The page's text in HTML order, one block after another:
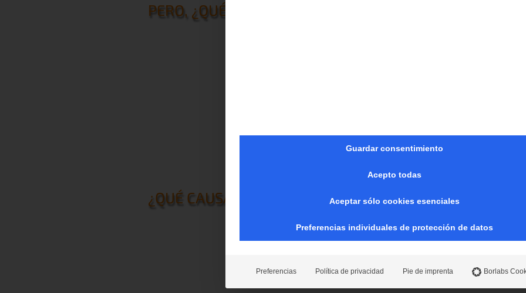
PERO, ¿QUÉ ES LA BRUMA BLANCA?
por todo el cristal.
¿QUÉ CAUSA LA NEBLINA BLANCA?
Sólo alrededor de 20% aparecen como resultado del propio templado. La
Guardar consentimiento
Acepto todas
Aceptar sólo cookies esenciales
Preferencias individuales de protección de datos
Preferencias Política de privacidad Pie de imprenta Borlabs